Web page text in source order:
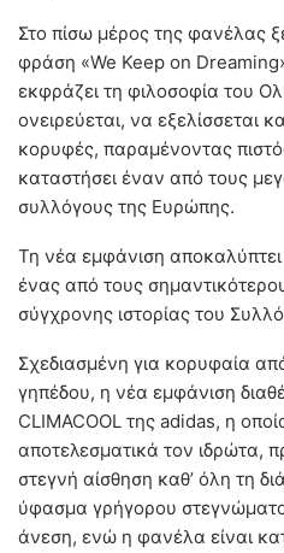
Στο πίσω μέρος της φανέλας
φράση «We Keep on
εκφράζει τη φιλοσοφία του
ονειρεύεται, να εξελίσσεται
κορυφές, παραμένοντας
καταστήσει έναν από τους
συλλόγους της Ευρώπης.
Τη νέα εμφάνιση
ένας από τους
σύγχρονης ιστορίας του
Σχεδιασμένη για κορυφαία
γηπέδου, η νέα εμφάνιση
CLIMACOOL της adidas, η
αποτελεσματικά τον ιδρώτα,
στεγνή αίσθηση καθ’ όλη τη
ύφασμα γρήγορου
άνεση, ενώ η φανέλα είναι